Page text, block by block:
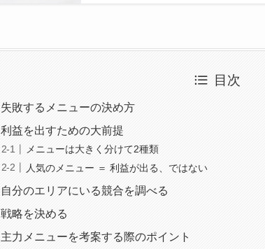
目次
失敗するメニューの決め方
利益を出すための大前提
メニューは大きく分けて2種類
人気のメニュー ＝ 利益が出る、ではない
自分のエリアにいる競合を調べる
戦略を決める
主力メニューを考案する際のポイント